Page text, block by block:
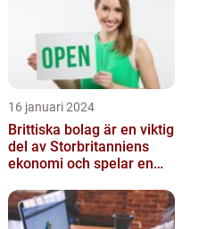
16 januari 2024
Brittiska bolag är en viktig
del av Storbritanniens
ekonomi och spelar en
landets...